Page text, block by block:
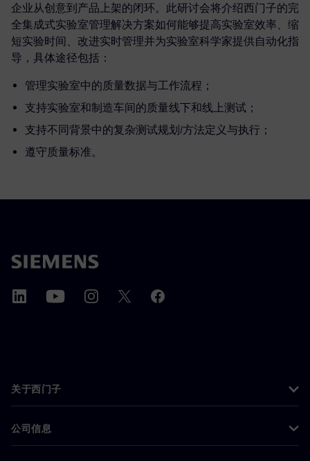
企业从创意到产品上架的闭环。此研讨会将介绍西门子的完
全集成式实验室管理解决方案如何能够提高实验室效率、缩
短实验时间、改进实时管理并为实验室科学家提供自动化指
导，具体途径包括：
管理实验室中的质量数据与工作流程；
支持实验室和制造车间的质量线下和线上测试；
支持不同背景中的复杂测试规划/方法定义与执行；
遵守质量标准。
关于西门子
公司信息